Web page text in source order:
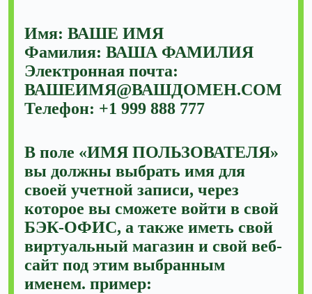
Имя: ВАШЕ ИМЯ
Фамилия: ВАША ФАМИЛИЯ
Электронная почта:
ВАШЕИМЯ@ВАШДОМЕН.COM
Телефон: +1 999 888 777
В поле «ИМЯ ПОЛЬЗОВАТЕЛЯ»
вы должны выбрать имя для
своей учетной записи, через
которое вы сможете войти в свой
БЭК-ОФИС, а также иметь свой
виртуальный магазин и свой веб-
сайт под этим выбранным
именем. пример: